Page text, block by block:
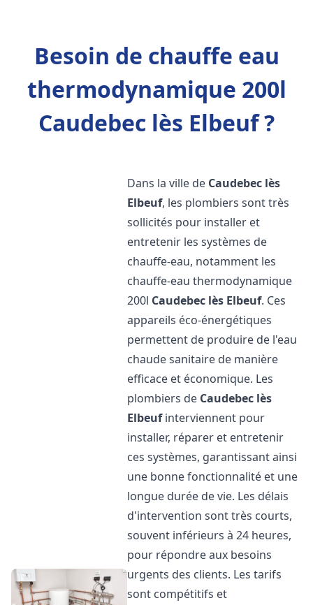
Besoin de chauffe eau
thermodynamique 200l
Caudebec lès Elbeuf ?
Dans la ville de Caudebec lès
Elbeuf, les plombiers sont très
sollicités pour installer et
entretenir les systèmes de
chauffe-eau, notamment les
chauffe-eau thermodynamique
200l Caudebec lès Elbeuf. Ces
appareils éco-énergétiques
permettent de produire de l'eau
chaude sanitaire de manière
efficace et économique. Les
plombiers de Caudebec lès
Elbeufinterviennent pour
installer, réparer et entretenir
ces systèmes, garantissant ainsi
une bonne fonctionnalité et une
longue durée de vie. Les délais
d'intervention sont très courts,
souvent inférieurs à 24 heures,
pour répondre aux besoins
urgents des clients. Les tarifs
sont compétitifs et